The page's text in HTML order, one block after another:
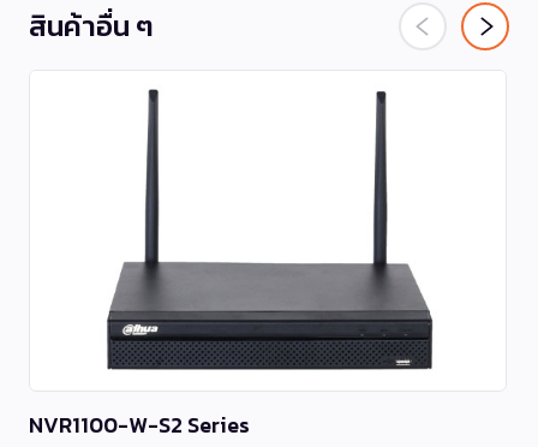
สินค้าอื่น ๆ
NVR1100-W-S2 Series